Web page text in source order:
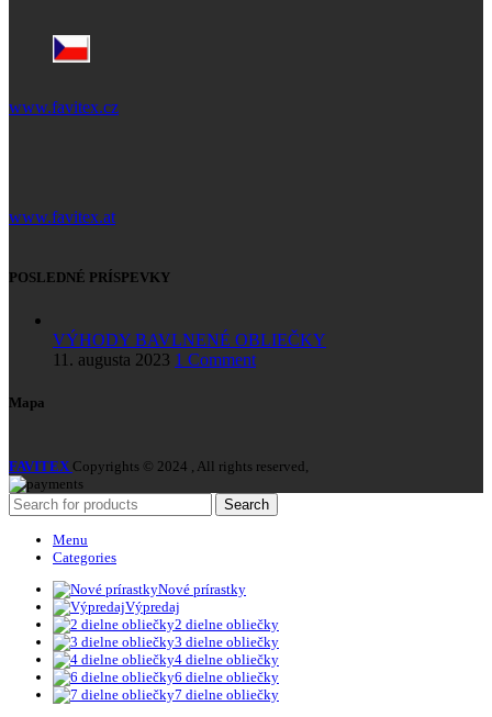
www.favitex.cz
www.favitex.at
POSLEDNÉ PRÍSPEVKY
VÝHODY BAVLNENÉ OBLIEČKY
11. augusta 2023 1 Comment
Mapa
FAVITEX Copyrights © 2024 , All rights reserved,
Search
Menu
Categories
Nové prírastky
Výpredaj
2 dielne obliečky
3 dielne obliečky
4 dielne obliečky
6 dielne obliečky
7 dielne obliečky